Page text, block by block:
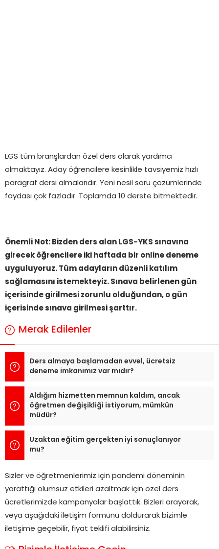
LGS tüm branşlardan özel ders olarak yardımcı
olmaktayız. Aday öğrencilere kesinlikle tavsiyemiz hızlı
paragraf dersi almalarıdır. Yeni nesil soru çözümlerinde
faydası çok fazladır. Toplamda 10 derste bitmektedir.
Önemli Not: Bizden ders alan LGS-YKS sınavına
girecek öğrencilere iki haftada bir online deneme
uyguluyoruz. Tüm adayların düzenli katılım
sağlamasını istemekteyiz. Sınava belirlenen gün
içerisinde girilmesi zorunlu olduğundan, o gün
içerisinde sınava girilmesi şarttır.
Merak Edilenler
Ders almaya başlamadan evvel, ücretsiz
deneme imkanımız var mıdır?
Aldığım hizmetten memnun kaldım, ancak
öğretmen değişikliği istiyorum, mümkün
müdür?
Uzaktan eğitim gerçekten iyi sonuçlanıyor
mu?
Sizler ve öğretmenlerimiz için pandemi döneminin
yarattığı olumsuz etkileri azaltmak için özel ders
ücretlerimizde kampanyalar başlattık. Bizleri arayarak,
veya aşağıdaki iletişim formunu doldurarak bizimle
iletişime geçebilir, fiyat teklifi alabilirsiniz.